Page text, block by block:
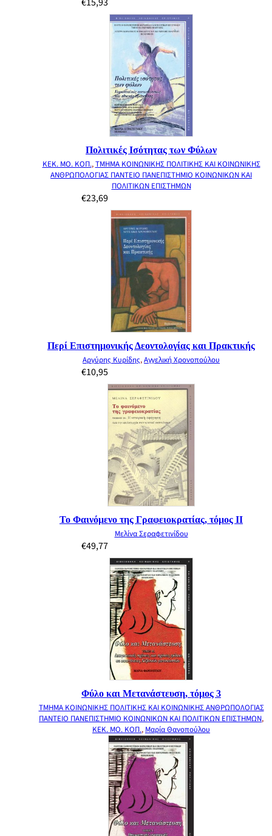
Πολιτικές Ισότητας των Φύλων
ΚΕΚ. ΜΟ. ΚΟΠ.,ΤΜΗΜΑ ΚΟΙΝΩΝΙΚΗΣ ΠΟΛΙΤΙΚΗΣ ΚΑΙ ΚΟΙΝΩΝΙΚΗΣ
ΑΝΘΡΩΠΟΛΟΓΙΑΣ ΠΑΝΤΕΙΟ ΠΑΝΕΠΙΣΤΗΜΙΟ ΚΟΙΝΩΝΙΚΩΝ ΚΑΙ
ΠΟΛΙΤΙΚΩΝ ΕΠΙΣΤΗΜΩΝ
€23,69
Περί Επιστημονικής Δεοντολογίας και Πρακτικής
Αργύρης Κυρίδης,Αγγελική Χρονοπούλου
€10,95
Το Φαινόμενο της Γραφειοκρατίας, τόμος ΙΙ
Μελίνα Σεραφετινίδου
€49,77
Φύλο και Μετανάστευση, τόμος 3
ΤΜΗΜΑ ΚΟΙΝΩΝΙΚΗΣ ΠΟΛΙΤΙΚΗΣ ΚΑΙ ΚΟΙΝΩΝΙΚΗΣ ΑΝΘΡΩΠΟΛΟΓΙΑΣ
ΠΑΝΤΕΙΟ ΠΑΝΕΠΙΣΤΗΜΙΟ ΚΟΙΝΩΝΙΚΩΝ ΚΑΙ ΠΟΛΙΤΙΚΩΝ ΕΠΙΣΤΗΜΩΝ,
ΚΕΚ. ΜΟ. ΚΟΠ., Μαρία Θανοπούλου